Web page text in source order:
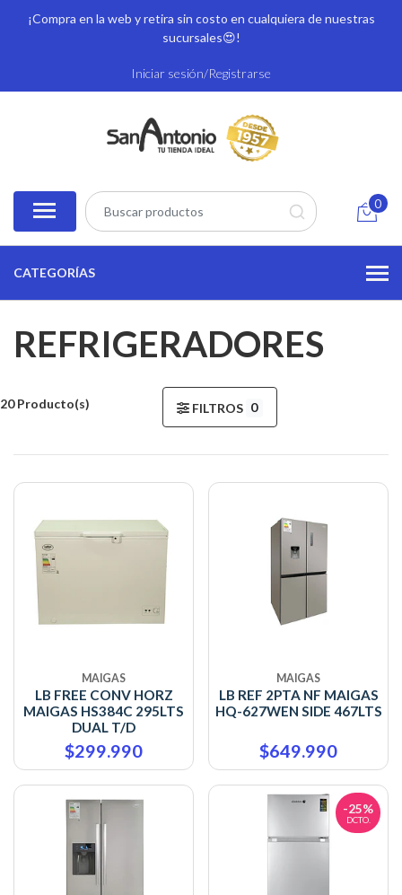
¡Compra en la web y retira sin costo en cualquiera de nuestras
sucursales😍!
Iniciar sesión/Registrarse
0
CATEGORÍAS
REFRIGERADORES
20 Producto(s) FILTROS 0
MAIGAS
LB FREE CONV HORZ
MAIGAS HS384C 295LTS
DUAL T/D
$299.990
MAIGAS
LB REF 2PTA NF MAIGAS
HQ-627WEN SIDE 467LTS
$649.990
-25%
DCTO.